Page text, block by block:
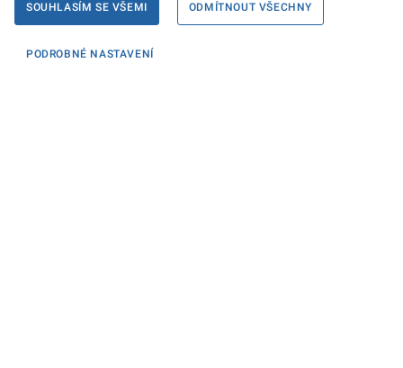
SOUHLASÍM SE VŠEMI ODMÍTNOUT VŠECHNY
PODROBNÉ NASTAVENÍ